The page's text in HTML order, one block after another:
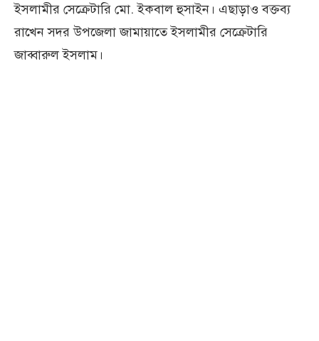
ইসলামীর সেক্রেটারি মো. ইকবাল হুসাইন। এছাড়াও বক্তব্য
রাখেন সদর উপজেলা জামায়াতে ইসলামীর সেক্রেটারি
জাব্বারুল ইসলাম।